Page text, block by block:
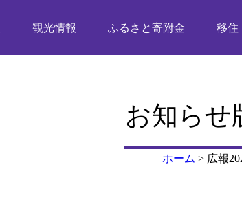
観光情報 ふるさと寄附金 移住
お知らせ
ホーム > 広報